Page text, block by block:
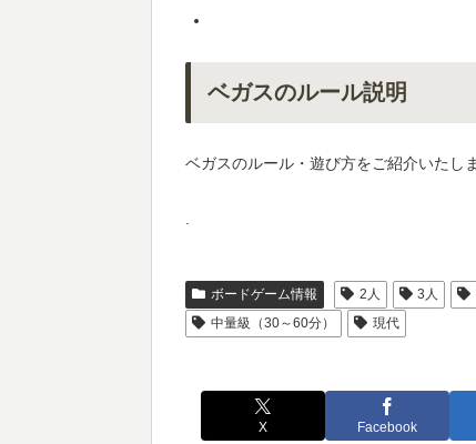
ベガスのルール説明
ベガスのルール・遊び方をご紹介いたしま
.
ボードゲーム情報 2人 3人
中量級（30～60分）
現代
X Facebook